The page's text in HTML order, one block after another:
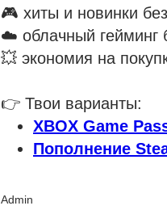
🎮 хиты и новинки
☁️ облачный гейминг
💥 экономия на
👉 Твои варианты:
XBOX Game
Пополнение
Admin